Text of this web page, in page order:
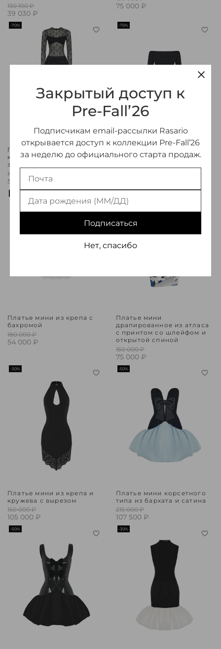
130 100 ₽
39 030 ₽
75 000 ₽
-70%
Платье мини из атласа и
кружева со шлейфом с
закрытым лифом
190 000 ₽
57 000 ₽
-70%
бахромой
180 000 ₽
Платье мини из крепа с
бахромой
180 000 ₽
54 000 ₽
Платье мини
драпированное из атласа
с принтом со шлейфом и
открытой спиной
150 000 ₽
75 000 ₽
-30%
Платье мини из крепа и
кружева с вырезом
150 000 ₽
105 000 ₽
-50%
Платье мини корсетного
типа из бархата и сатина
215 000 ₽
107 500 ₽
-50% -30%
Закрытый доступ к
Pre-Fall’26
Подписчикам email-рассылки Rasario
открывается доступ к коллекции Pre-Fall’26
за неделю до официального старта продаж.
Подписаться
Нет, спасибо